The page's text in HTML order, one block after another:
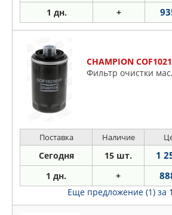
1 дн. +
CHAMPION
Фильтр очистки
Поставка Наличие
Сегодня 15 шт. 1
1 дн. +
Еще предложение (1) за